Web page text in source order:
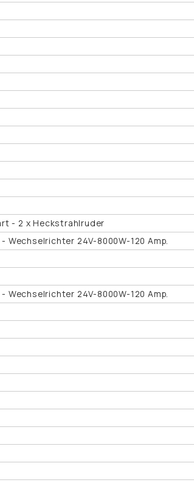
- 2 x Heckstrahlruder
24V-8000W-120 Amp.
24V-8000W-120 Amp.